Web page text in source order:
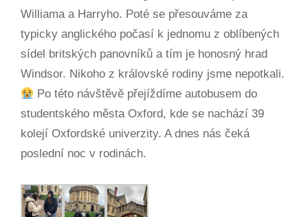
Williama a Harryho. Poté se přesouváme za
typicky anglického počasí k jednomu z oblíbených
sídel britských panovníků a tím je honosný hrad
Windsor. Nikoho z královské rodiny jsme nepotkali.
Po této návštěvě přejíždíme autobusem do
studentského města Oxford, kde se nachází 39
kolejí Oxfordské univerzity. A dnes nás čeká
poslední noc v rodinách.